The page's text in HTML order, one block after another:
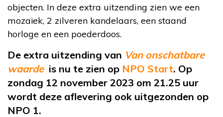
objecten. In deze extra uitzending zien we een
mozaïek, 2 zilveren kandelaars, een staand
horloge en een poederdoos.
De extra uitzending van Van onschatbare
waarde is nu te zien op NPO Start. Op
zondag 12 november 2023 om 21.25 uur
wordt deze aflevering ook uitgezonden op
NPO 1.